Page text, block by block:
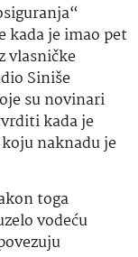
kada je imao pet
vlasničke
Siniše
su novinari
kada je
naknadu je
toga
vodeću